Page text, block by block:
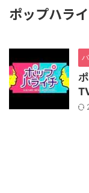
ポップハラ